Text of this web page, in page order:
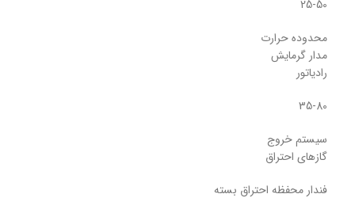
25-50
محدوده حرارت
مدار گرمایش
رادیاتور
35-80
سیستم خروج
گازهای احتراق
فندار محفظه احتراق بسته